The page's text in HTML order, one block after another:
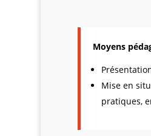
Moyens
Mise en
pratiques,